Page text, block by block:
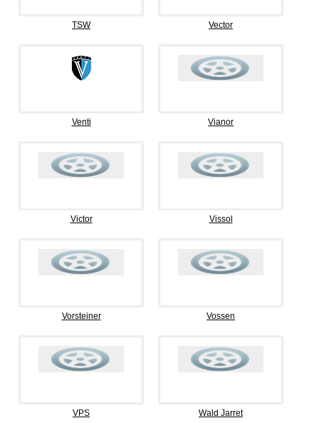
TSW Vector
Venti Vianor
Victor Vissol
Vorsteiner Vossen
VPS Wald Jarret